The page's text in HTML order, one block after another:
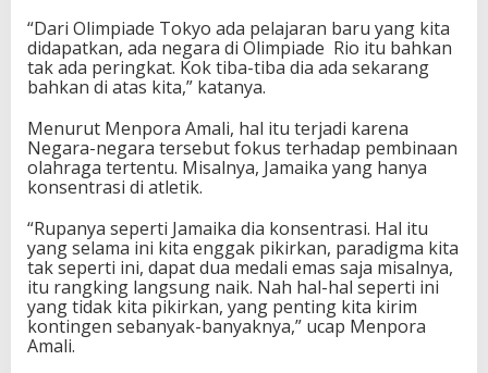
“Dari Olimpiade Tokyo ada pelajaran baru yang kita
didapatkan, ada negara di Olimpiade Rio itu bahkan
tak ada peringkat. Kok tiba-tiba dia ada sekarang
bahkan di atas kita,” katanya.
Menurut Menpora Amali, hal itu terjadi karena
Negara-negara tersebut fokus terhadap pembinaan
olahraga tertentu. Misalnya, Jamaika yang hanya
konsentrasi di atletik.
“Rupanya seperti Jamaika dia konsentrasi. Hal itu
yang selama ini kita enggak pikirkan, paradigma kita
tak seperti ini, dapat dua medali emas saja misalnya,
itu rangking langsung naik. Nah hal-hal seperti ini
yang tidak kita pikirkan, yang penting kita kirim
kontingen sebanyak-banyaknya,” ucap Menpora
Amali.